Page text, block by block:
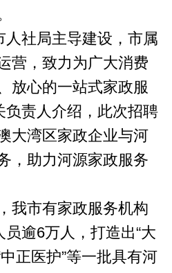
社局主导建设，市属
营，致力为广大消费
放心的一站式家政服
负责人介绍，此次招聘
大湾区家政企业与河
，助力河源家政服务
市有家政服务机构
逾6万人，打造出“大
中正医护”等一批具有河